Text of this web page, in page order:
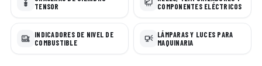
TENSOR
COMPONENTES ELÉCTRICOS
INDICADORES DE NIVEL DE
COMBUSTIBLE
LÁMPARAS Y LUCES PARA
MAQUINARIA